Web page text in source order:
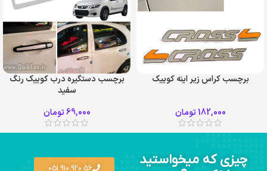
برچسب کراس زیر اینه کوییک
182,000تومان
برچسب دستگیره درب کوییک رنگ
سفید
69,000تومان
چیزی که میخواستید
56 920 910 051